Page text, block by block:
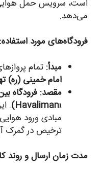
است، سرویس حمل هوایی
می‌دهد.
فرودگاه‌های مورد استفاده:
مبدأ: تمام
امام خمینی (ره)
مقصد:
Havalimanı)
.
مبادی ورود
ترخیص در گمرک
مدت زمان ارسال و روند